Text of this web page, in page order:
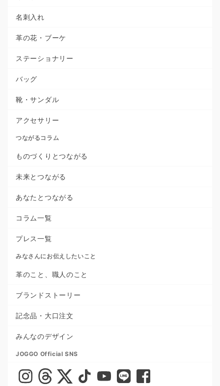
名刺入れ
革の花・ブーケ
ステーショナリー
バッグ
靴・サンダル
アクセサリー
つながるコラム
ものづくりとつながる
未来とつながる
あなたとつながる
コラム一覧
プレス一覧
みなさんにお伝えしたいこと
革のこと、職人のこと
ブランドストーリー
記念品・大口注文
みんなのデザイン
JOGGO Official SNS